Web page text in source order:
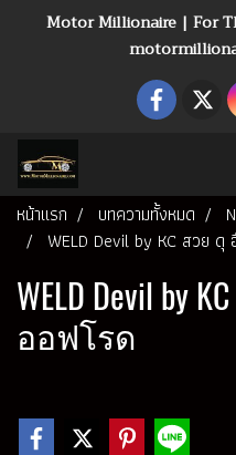
Motor Millionaire | For
หน้าแรก บทความทั้งหมด
WELD Devil by KC สวย ดุ
WELD Devil by
ออฟโรด